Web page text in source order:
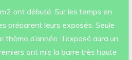
ont débuté. Sur les temps en
préparent leurs exposés. Seule
d’année : l’exposé aura un
ont mis la barre très haute